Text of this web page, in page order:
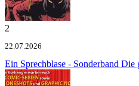
2
22.07.2026
Ein Sprechblase - Sonderband Die